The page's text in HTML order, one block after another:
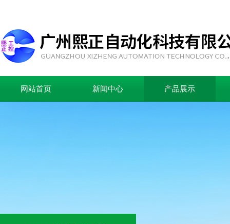
网站首页 新闻中心 产品展示